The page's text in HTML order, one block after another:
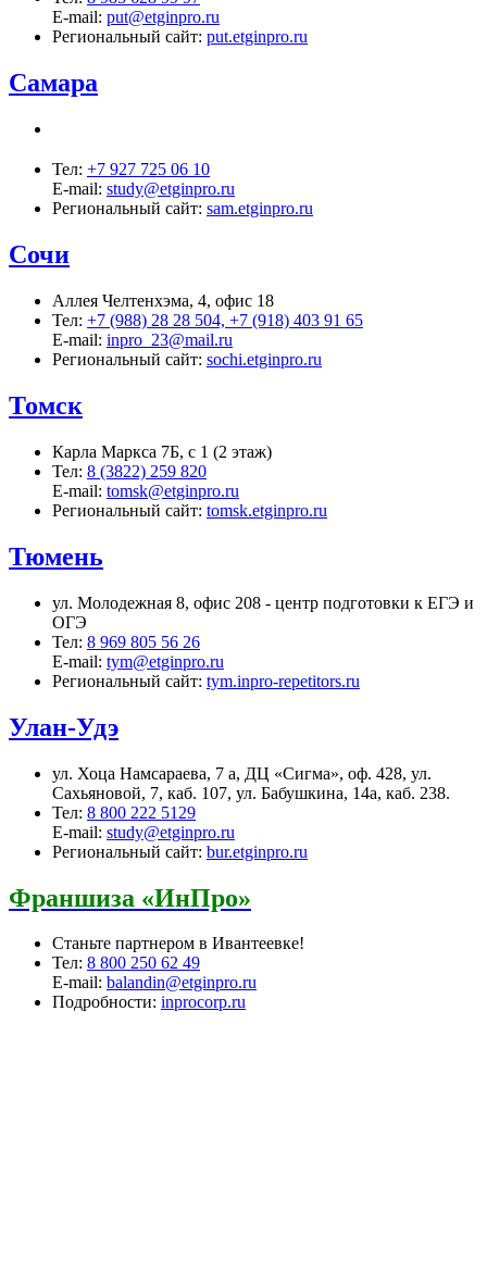
E-mail: put@etginpro.ru
Региональный сайт: put.etginpro.ru
Самара
Тел: +7 927 725 06 10
E-mail: study@etginpro.ru
Региональный сайт: sam.etginpro.ru
Сочи
Аллея Челтенхэма, 4, офис 18
Тел: +7 (988) 28 28 504, +7 (918) 403 91 65
E-mail: inpro_23@mail.ru
Региональный сайт: sochi.etginpro.ru
Томск
Карла Маркса 7Б, с 1 (2 этаж)
Тел: 8 (3822) 259 820
E-mail: tomsk@etginpro.ru
Региональный сайт: tomsk.etginpro.ru
Тюмень
ул. Молодежная 8, офис 208 - центр подготовки к ЕГЭ и
ОГЭ
Тел: 8 969 805 56 26
E-mail: tym@etginpro.ru
Региональный сайт: tym.inpro-repetitors.ru
Улан-Удэ
ул. Хоца Намсараева, 7 а, ДЦ «Сигма», оф. 428, ул.
Сахьяновой, 7, каб. 107, ул. Бабушкина, 14а, каб. 238.
Тел: 8 800 222 5129
E-mail: study@etginpro.ru
Региональный сайт: bur.etginpro.ru
Франшиза «ИнПро»
Станьте партнером в Ивантеевке!
Тел: 8 800 250 62 49
E-mail: balandin@etginpro.ru
Подробности: inprocorp.ru